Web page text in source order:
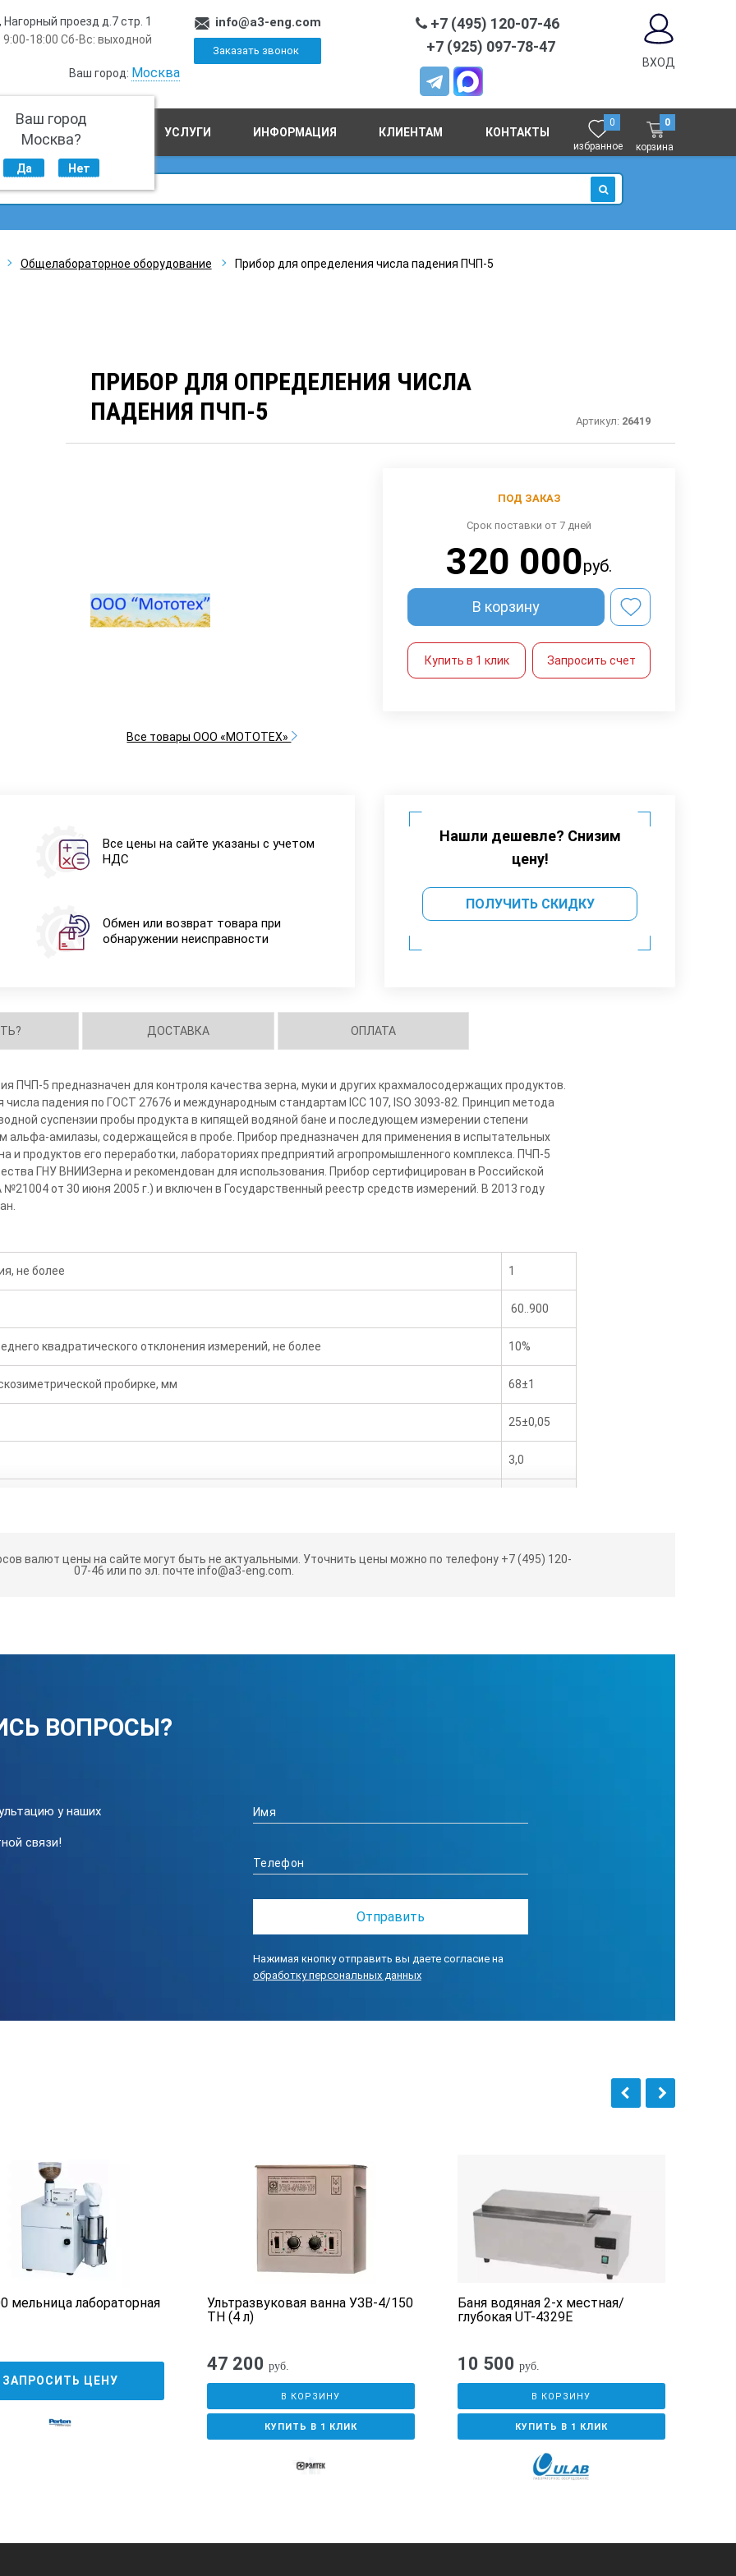
Нагорный проезд д.7 стр. 1
9:00-18:00 Сб-Вс: выходной
Ваш город: Москва
Ваш город
Москва?
Да Нет
info@a3-eng.com
Заказать звонок
+7 (495) 120-07-46
+7 (925) 097-78-47
ВХОД
ПРОИЗВОДСТВО УСЛУГИ ИНФОРМАЦИЯ КЛИЕНТАМ КОНТАКТЫ
0
избранное
0
корзина
ИСКАТЬ
Общелабораторное оборудование Прибор для определения числа падения ПЧП-5
ПРИБОР ДЛЯ ОПРЕДЕЛЕНИЯ ЧИСЛА
ПАДЕНИЯ ПЧП-5
Артикул: 26419
Все товары ООО «МОТОТЕХ»
ПОД ЗАКАЗ
Срок поставки от 7 дней
320 000руб.
В корзину
Купить в 1 клик Запросить счет
Все цены на сайте указаны с учетом
НДС
Обмен или возврат товара при
обнаружении неисправности
Нашли дешевле? Снизим
цену!
ПОЛУЧИТЬ СКИДКУ
ДОСТАВКА ОПЛАТА
ПЧП-5 предназначен для контроля качества зерна, муки и других крахмалосодержащих продуктов.
числа падения по ГОСТ 27676 и международным стандартам ICC 107, ISO 3093-82. Принцип метода
суспензии пробы продукта в кипящей водяной бане и последующем измерении степени
альфа-амилазы, содержащейся в пробе. Прибор предназначен для применения в испытательных
и продуктов его переработки, лабораториях предприятий агропромышленного комплекса. ПЧП-5
ГНУ ВНИИЗерна и рекомендован для использования. Прибор сертифицирован в Российской
от 30 июня 2005 г.) и включен в Государственный реестр средств измерений. В 2013 году
не более 1
60..900
квадратического отклонения измерений, не более 10%
пробирке, мм 68±1
25±0,05
3,0
20
валют цены на сайте могут быть не актуальными. Уточнить цены можно по телефону +7 (495) 120-
07-46 или по эл. почте info@a3-eng.com.
ВОПРОСЫ?
у наших
связи!
Нажимая кнопку отправить вы даете согласие на
обработку персональных данных
мельница лабораторная
ЗАПРОСИТЬ ЦЕНУ
Ультразвуковая ванна УЗВ-4/150
ТН (4 л)
47 200 руб.
В КОРЗИНУ
КУПИТЬ В 1 КЛИК
Баня водяная 2-х местная/
глубокая UT-4329Е
10 500 руб.
В КОРЗИНУ
КУПИТЬ В 1 КЛИК